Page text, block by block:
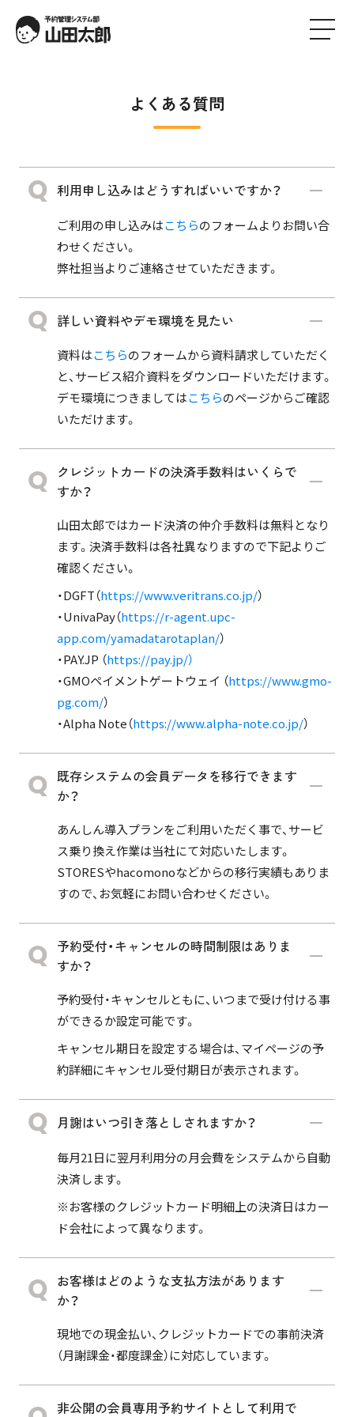
よくある質問
利用申し込みはどうすればいいですか？
ご利用の申し込みはこちらのフォームよりお問い合
わせください。
弊社担当よりご連絡させていただきます。
詳しい資料やデモ環境を見たい
資料はこちらのフォームから資料請求していただく
と、サービス紹介資料をダウンロードいただけます。
デモ環境につきましてはこちらのページからご確認
いただけます。
クレジットカードの決済手数料はいくらで
すか？
山田太郎ではカード決済の仲介手数料は無料となり
ます。決済手数料は各社異なりますので下記よりご
確認ください。
・DGFT（https://www.veritrans.co.jp/）
・UnivaPay（https://r-agent.upc-
app.com/yamadatarotaplan/）
・PAY.JP （https://pay.jp/）
・GMOペイメントゲートウェイ （https://www.gmo-
pg.com/）
・Alpha Note（https://www.alpha-note.co.jp/）
既存システムの会員データを移行できます
か？
あんしん導入プランをご利用いただく事で、サービ
ス乗り換え作業は当社にて対応いたします。
STORESやhacomonoなどからの移行実績もありま
すので、お気軽にお問い合わせください。
予約受付・キャンセルの時間制限はありま
すか？
予約受付・キャンセルともに、いつまで受け付ける事
ができるか設定可能です。
キャンセル期日を設定する場合は、マイページの予
約詳細にキャンセル受付期日が表示されます。
月謝はいつ引き落としされますか？
毎月21日に翌月利用分の月会費をシステムから自動
決済します。
※お客様のクレジットカード明細上の決済日はカー
ド会社によって異なります。
お客様はどのような支払方法があります
か？
現地での現金払い、クレジットカードでの事前決済
（月謝課金・都度課金）に対応しています。
非公開の会員専用予約サイトとして利用で